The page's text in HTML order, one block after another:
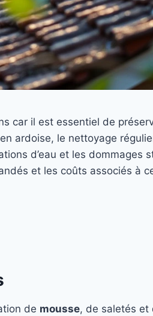
car il est essentiel de
en ardoise, le nettoyage
d’eau et les dommages
et les coûts associés à
de mousse, de saletés et